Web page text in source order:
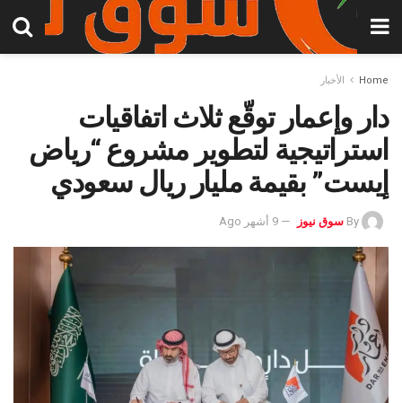
Home الأخبار
دار وإعمار توقّع ثلاث اتفاقيات
استراتيجية لتطوير مشروع “رياض
إيست” بقيمة مليار ريال سعودي
By سوق نيوز 9 أشهر Ago